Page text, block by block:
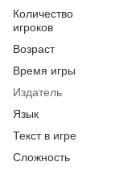
Количество
игроков
Возраст
Время игры
Издатель
Язык
Текст в игре
Сложность